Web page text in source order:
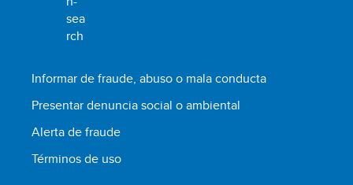
Informar de fraude, abuso o mala conducta
Presentar denuncia social o ambiental
Alerta de fraude
Términos de uso